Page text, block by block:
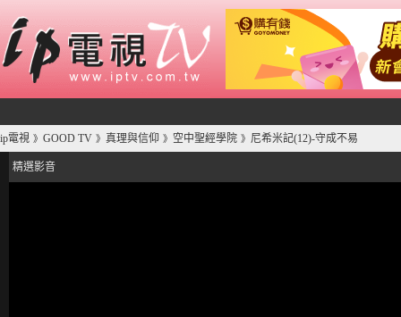
ip電視 》 GOOD TV 》 真理與信仰 》 空中聖經學院 》 尼希米記(12)-守成不易
精選影音